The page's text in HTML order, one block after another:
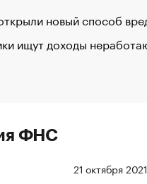
новый способ
ищут доходы
ФНС
21 октября 2021